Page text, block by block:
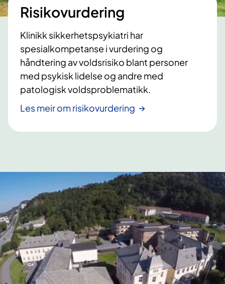
Risikovurdering
Klinikk sikkerhetspsykiatri har
spesialkompetanse i vurdering og
håndtering av voldsrisiko blant personer
med psykisk lidelse og andre med
patologisk voldsproblematikk.
Les meir om risikovurdering